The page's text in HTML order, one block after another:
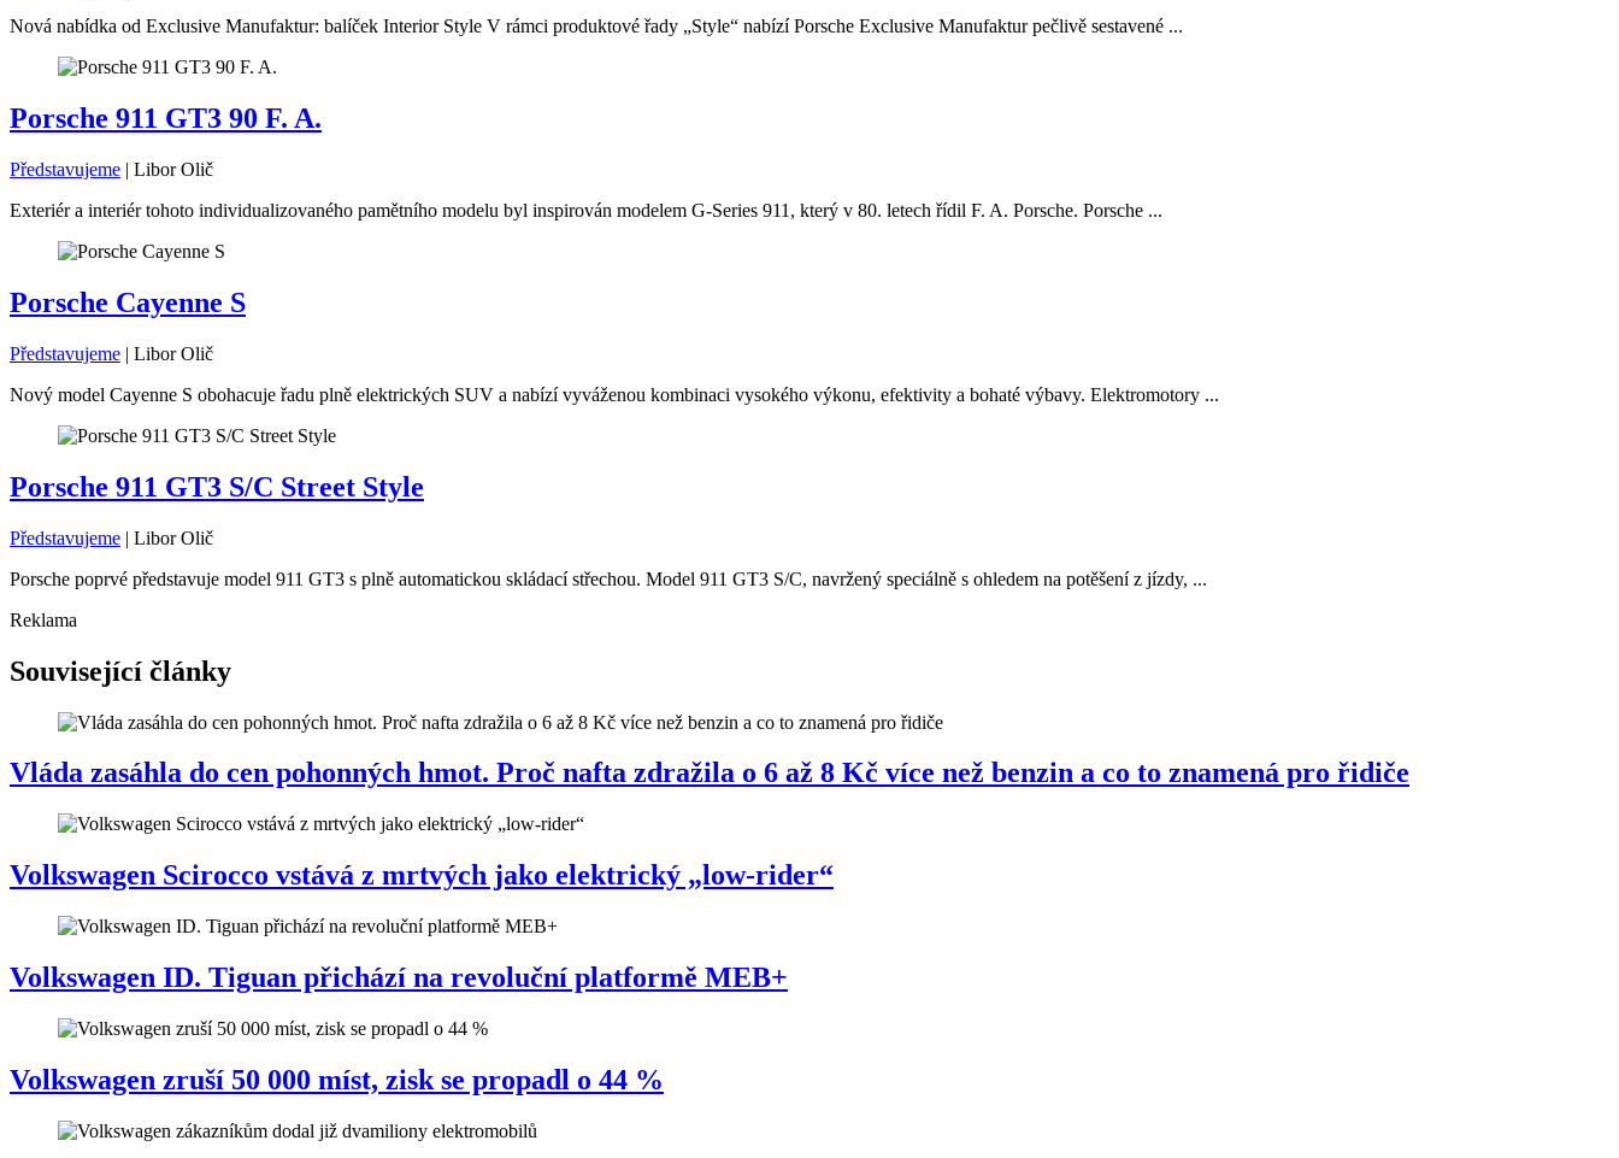
Nová nabídka od Exclusive Manufaktur: balíček Interior Style V rámci produktové řady „Style“ nabízí Porsche Exclusive Manufaktur pečlivě sestavené ...
Porsche 911 GT3 90 F. A.
Představujeme | Libor Olič
Exteriér a interiér tohoto individualizovaného pamětního modelu byl inspirován modelem G-Series 911, který v 80. letech řídil F. A. Porsche. Porsche ...
Porsche Cayenne S
Představujeme | Libor Olič
Nový model Cayenne S obohacuje řadu plně elektrických SUV a nabízí vyváženou kombinaci vysokého výkonu, efektivity a bohaté výbavy. Elektromotory ...
Porsche 911 GT3 S/C Street Style
Představujeme | Libor Olič
Porsche poprvé představuje model 911 GT3 s plně automatickou skládací střechou. Model 911 GT3 S/C, navržený speciálně s ohledem na potěšení z jízdy, ...
Reklama
Související články
Vláda zasáhla do cen pohonných hmot. Proč nafta zdražila o 6 až 8 Kč více než benzin a co to znamená pro řidiče
Volkswagen Scirocco vstává z mrtvých jako elektrický „low-rider“
Volkswagen ID. Tiguan přichází na revoluční platformě MEB+
Volkswagen zruší 50 000 míst, zisk se propadl o 44 %